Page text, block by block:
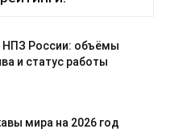
НПЗ России: объёмы
и статус работы
мира на 2026 год